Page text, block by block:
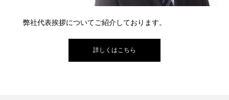
弊社代表挨拶についてご紹介しております。
詳しくはこちら